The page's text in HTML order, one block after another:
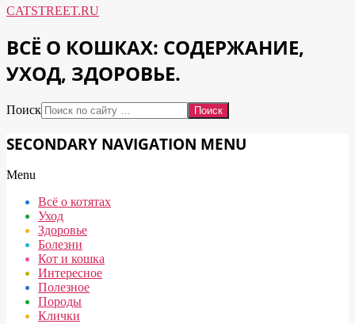
CATSTREET.RU
ВСЁ О КОШКАХ: СОДЕРЖАНИЕ,
УХОД, ЗДОРОВЬЕ.
Поиск
SECONDARY NAVIGATION MENU
Menu
Всё о котятах
Уход
Здоровье
Болезни
Кот и кошка
Интересное
Полезное
Породы
Клички